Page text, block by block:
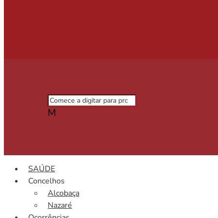
M
SAÚDE
Concelhos
Alcobaça
Nazaré